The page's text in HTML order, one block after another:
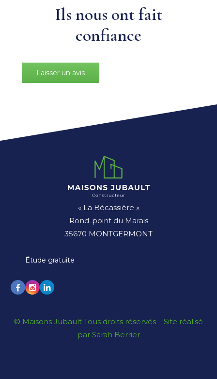
Ils nous ont fait
confiance
Laisser un avis
« La Bécassière »
Rond-point du Marais
35670 MONTGERMONT
Étude gratuite
© Maisons Jubault Tous droits réservés – Site réalisé
par Sarah Berrier